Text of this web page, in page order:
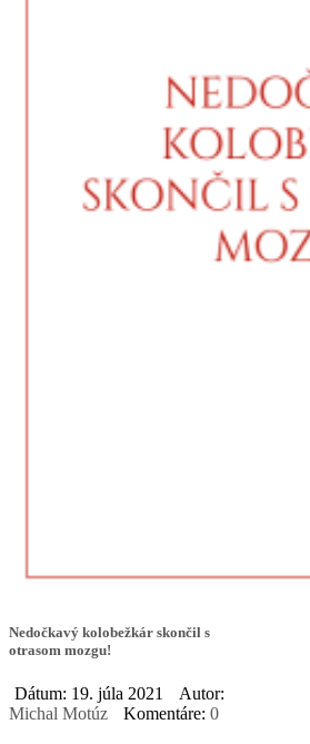
Nedočkavý kolobežkár skončil s
otrasom mozgu!
Dátum: 19. júla 2021
Autor:
Michal Motúz
Komentáre: 0